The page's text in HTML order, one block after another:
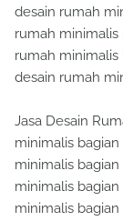
desain rumah
rumah minimalis
rumah minimalis
desain rumah
Jasa Desain
minimalis
minimalis
minimalis
minimalis